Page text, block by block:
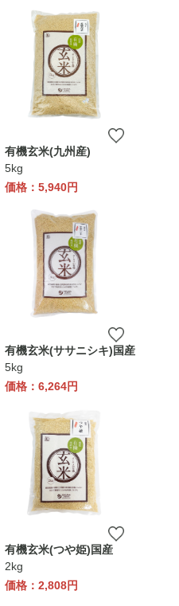
有機玄米(九州産)
5kg
価格：5,940円
有機玄米(ササニシキ)国産
5kg
価格：6,264円
有機玄米(つや姫)国産
2kg
価格：2,808円